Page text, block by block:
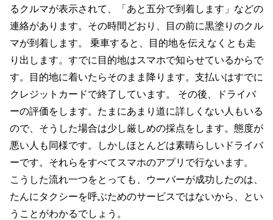
るクルマが表示されて、「あと五分で到着します」などの
連絡があります。その時間どおり、目の前に黒塗りのクル
マが到着します。 乗車すると、目的地を伝えなくとも走
り出します。すでに目的地はスマホで知らせているからで
す。目的地に着いたらそのまま降ります。支払いはすでに
クレジットカードで終了しています。 その後、ドライバ
ーの評価をします。たまにあまり道に詳しくない人もいる
ので、そうした場合は少し厳しめの採点をします。態度が
悪い人も同様です。しかしほとんどは素晴らしいドライバ
ーです。それらをすべてスマホのアプリで行ないます。
こうした流れ一つをとっても、ウーバーが成功したのは、
たんにタクシーを呼ぶためのサービスではないから、とい
うことがわかるでしょう。